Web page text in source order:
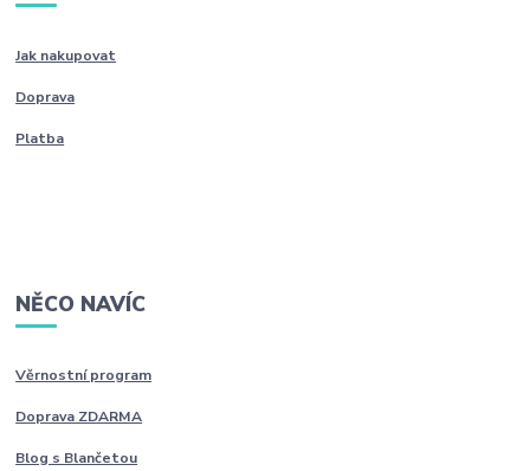
Jak nakupovat
Doprava
Platba
NĚCO NAVÍC
Věrnostní program
Doprava ZDARMA
Blog s Blančetou